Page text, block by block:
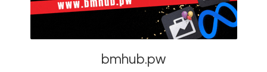
bmhub.pw